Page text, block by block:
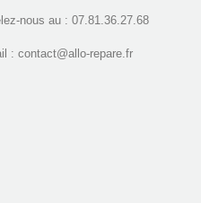
nous au : 07.81.36.27.68
: contact@allo-repare.fr